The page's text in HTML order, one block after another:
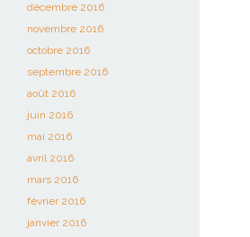
décembre 2016
novembre 2016
octobre 2016
septembre 2016
août 2016
juin 2016
mai 2016
avril 2016
mars 2016
février 2016
janvier 2016